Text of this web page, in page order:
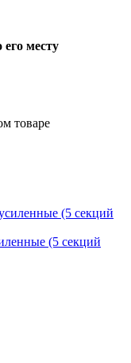
месту
товаре
(5 секций